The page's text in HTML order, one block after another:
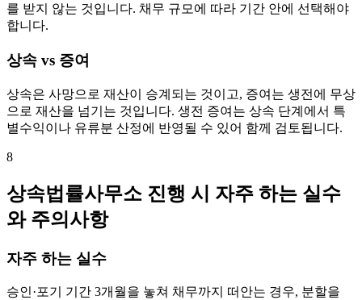
를 받지 않는 것입니다. 채무 규모에 따라 기간 안에 선택해야
합니다.
상속 vs 증여
상속은 사망으로 재산이 승계되는 것이고, 증여는 생전에 무상
으로 재산을 넘기는 것입니다. 생전 증여는 상속 단계에서 특
별수익이나 유류분 산정에 반영될 수 있어 함께 검토됩니다.
8
상속법률사무소 진행 시 자주 하는 실수
와 주의사항
자주 하는 실수
승인·포기 기간 3개월을 놓쳐 채무까지 떠안는 경우, 분할을